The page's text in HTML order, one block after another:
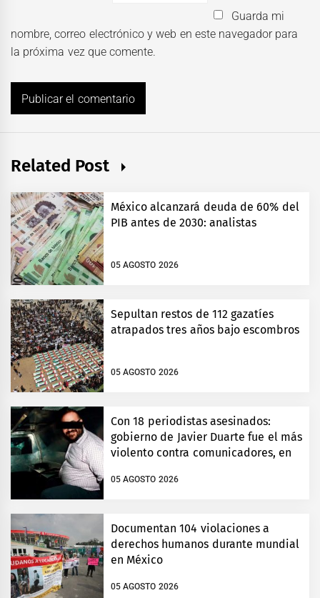
Guarda mi
nombre, correo electrónico y web en este navegador para
la próxima vez que comente.
Related Post
México alcanzará deuda de 60% del
PIB antes de 2030: analistas
05 AGOSTO 2026
Sepultan restos de 112 gazatíes
atrapados tres años bajo escombros
05 AGOSTO 2026
Con 18 periodistas asesinados:
gobierno de Javier Duarte fue el más
violento contra comunicadores, en
05 AGOSTO 2026
Documentan 104 violaciones a
derechos humanos durante mundial
en México
05 AGOSTO 2026